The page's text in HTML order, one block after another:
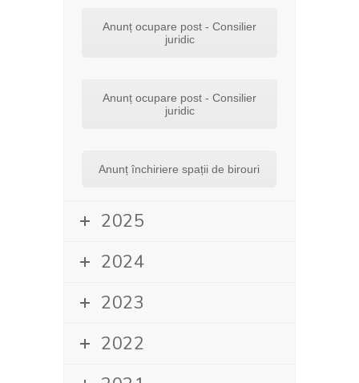
Anunț ocupare post - Consilier
juridic
Anunț ocupare post - Consilier
juridic
Anunț închiriere spații de birouri
2025
2024
2023
2022